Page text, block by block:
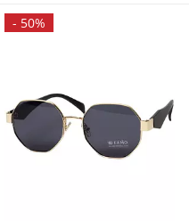
- 50%